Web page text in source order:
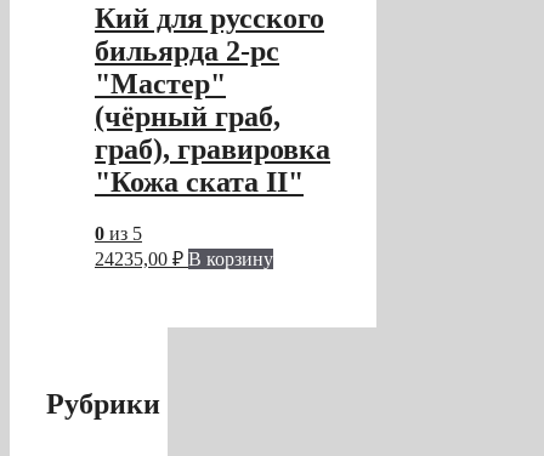
Кий для русского
бильярда 2-pc
"Мастер"
(чёрный граб,
граб), гравировка
"Кожа ската II"
0 из 5
24235,00 ₽ В корзину
Рубрики